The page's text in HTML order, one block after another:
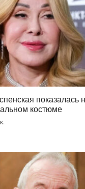
показалась
костюме